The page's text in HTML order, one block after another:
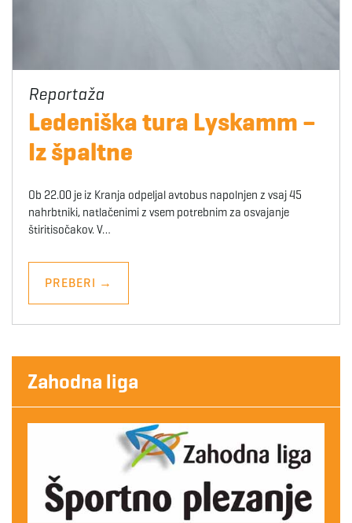
Ledeniška tura Lyskamm –
Iz špaltne
Ob 22.00 je iz Kranja odpeljal avtobus napolnjen z vsaj 45
nahrbtniki, natlačenimi z vsem potrebnim za osvajanje
štiritisočakov. V…
PREBERI →
Zahodna liga